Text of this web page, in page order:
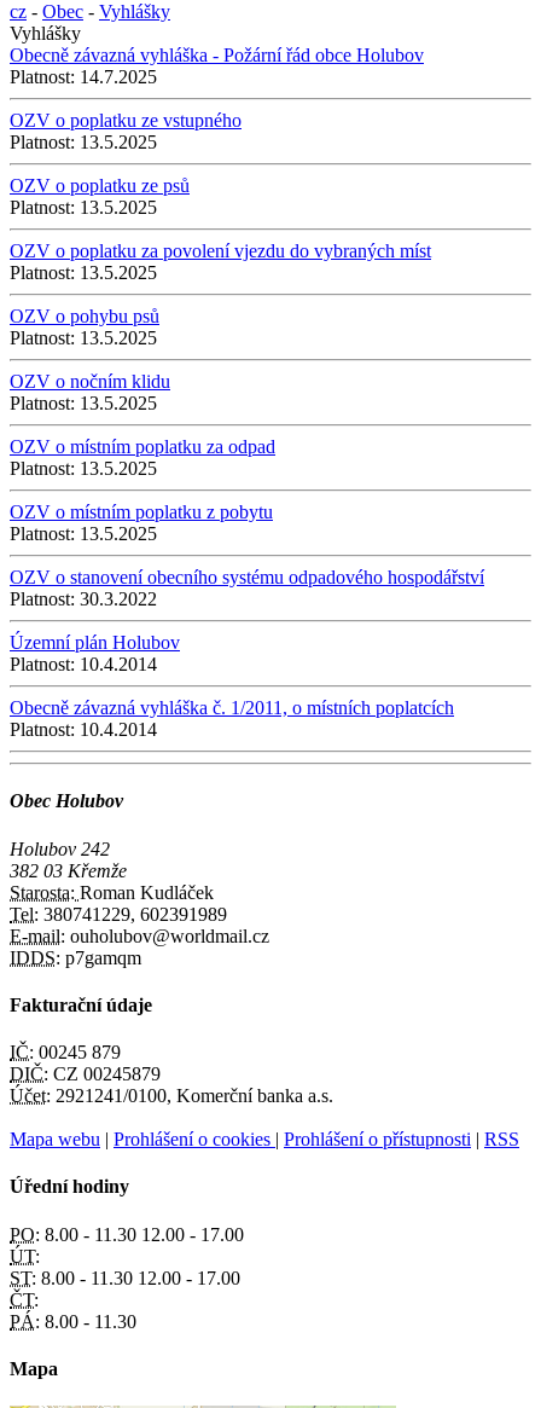
cz - Obec - Vyhlášky
Vyhlášky
Obecně závazná vyhláška - Požární řád obce Holubov
Platnost: 14.7.2025
OZV o poplatku ze vstupného
Platnost: 13.5.2025
OZV o poplatku ze psů
Platnost: 13.5.2025
OZV o poplatku za povolení vjezdu do vybraných míst
Platnost: 13.5.2025
OZV o pohybu psů
Platnost: 13.5.2025
OZV o nočním klidu
Platnost: 13.5.2025
OZV o místním poplatku za odpad
Platnost: 13.5.2025
OZV o místním poplatku z pobytu
Platnost: 13.5.2025
OZV o stanovení obecního systému odpadového hospodářství
Platnost: 30.3.2022
Územní plán Holubov
Platnost: 10.4.2014
Obecně závazná vyhláška č. 1/2011, o místních poplatcích
Platnost: 10.4.2014
Obec Holubov
Holubov 242
382 03 Křemže
Starosta: Roman Kudláček
Tel: 380741229, 602391989
E-mail: ouholubov@worldmail.cz
IDDS: p7gamqm
Fakturační údaje
IČ: 00245 879
DIČ: CZ 00245879
Účet: 2921241/0100, Komerční banka a.s.
Mapa webu | Prohlášení o cookies | Prohlášení o přístupnosti | RSS
Úřední hodiny
PO: 8.00 - 11.30 12.00 - 17.00
ÚT:
ST: 8.00 - 11.30 12.00 - 17.00
ČT:
PÁ: 8.00 - 11.30
Mapa